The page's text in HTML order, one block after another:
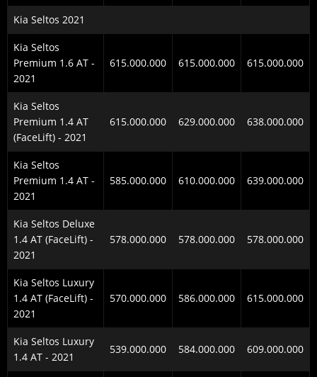
Kia Seltos 2021
Kia Seltos
Premium 1.6 AT -
2021
615.000.000 615.000.000 615.000.000
Kia Seltos
Premium 1.4 AT
(FaceLift) - 2021
615.000.000 629.000.000 638.000.000
Kia Seltos
Premium 1.4 AT -
2021
585.000.000 610.000.000 639.000.000
Kia Seltos Deluxe
1.4 AT (FaceLift) -
2021
578.000.000 578.000.000 578.000.000
Kia Seltos Luxury
1.4 AT (FaceLift) -
2021
570.000.000 586.000.000 615.000.000
Kia Seltos Luxury
1.4 AT - 2021
539.000.000 584.000.000 609.000.000